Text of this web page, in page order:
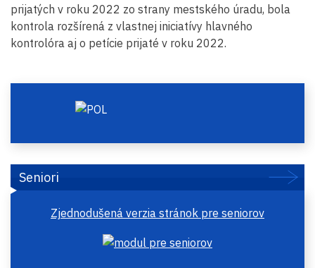
prijatých v roku 2022 zo strany mestského úradu, bola
kontrola rozšírená z vlastnej iniciatívy hlavného
kontrolóra aj o petície prijaté v roku 2022.
Seniori
Zjednodušená verzia stránok pre seniorov